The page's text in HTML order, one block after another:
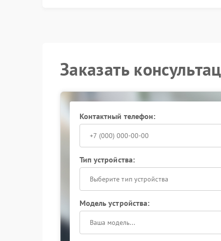
Заказать
Контактный телефон:
Тип устройства:
Выберите тип устройства
Модель устройства: